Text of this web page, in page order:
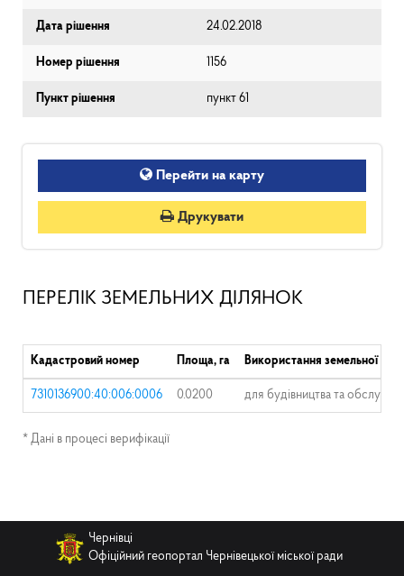
Дата рішення 24.02.2018
Номер рішення 1156
Пункт рішення пункт 61
Перейти на карту
Друкувати
ПЕРЕЛІК ЗЕМЕЛЬНИХ ДІЛЯНОК
Кадастровий номер Площа, га Використання земельної
7310136900:40:006:0006 0.0200 для будівництва та
* Дані в процесі верифікації
Чернівці
Офіційний геопортал Чернівецької міської ради